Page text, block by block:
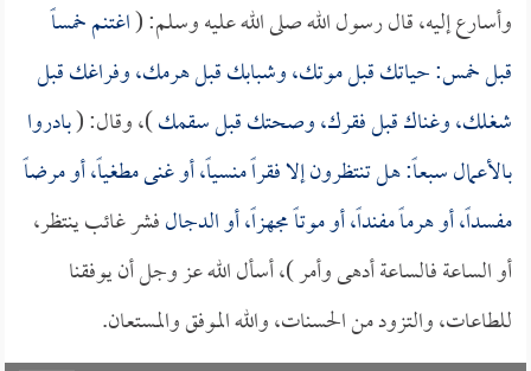
وأسارع إليه، قال رسول الله صلى الله عليه وسلم: (اغتنم خمساً
قبل خمس: حياتك قبل موتك، وشبابك قبل هرمك، وفراغك قبل
شغلك، وغناك قبل فقرك، وصحتك قبل سقمك)، وقال: (بادروا
بالأعمال سبعاً: هل تنتظرون إلا فقراً منسياً، أو غنى مطغياً، أو مرضاً
مفسداً، أو هرماً مفنداً، أو موتاً مجهزاً، أوالدجالفشر غائب ينتظر،
أو الساعة فالساعة أدهى وأمر )، أسأل الله عز وجل أن يوفقنا
للطاعات، والتزود من الحسنات، والله الموفق والمستعان.